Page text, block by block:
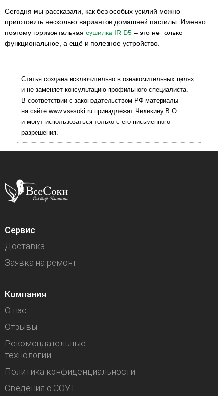
Сегодня мы рассказали, как без особых усилий можно
приготовить несколько вариантов домашней пастилы. Именно
поэтому горизонтальная сушилка IR D5 – это не только
функциональное, а ещё и полезное устройство.
Статья создана исключительно в ознакомительных целях
и не заменяет консультацию профильного специалиста.
В соответствии с законодательством РФ материалы
на сайте www.vsesoki.ru принадлежат Чиликину В.О.
и могут использоваться только с его письменного
разрешения.
Сервис
Доставка
Заявка на ремонт
Компания
О нас
Отзывы
Рекомендательные
технологии
Политика конфиденциальности
Сведения о СОУТ